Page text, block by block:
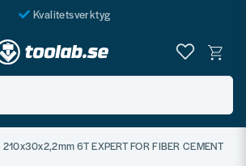
Kvalitetsverktyg
Fraktfritt över 999 SEK*
En järnhandel för alla
6T EXPERT FOR FIBER CEMENT